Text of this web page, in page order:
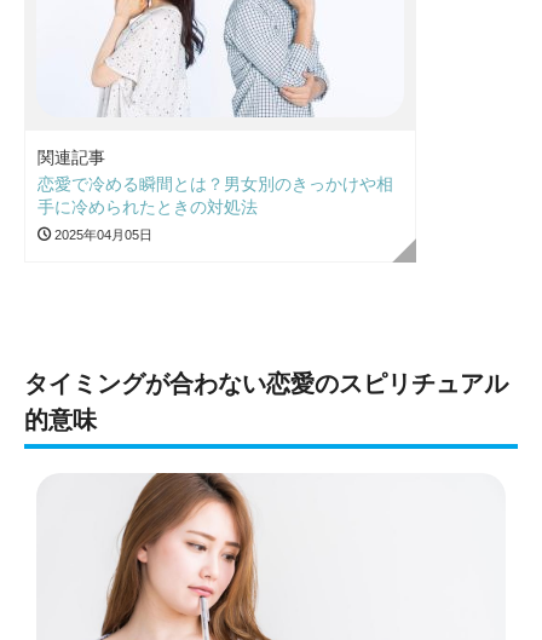
関連記事
恋愛で冷める瞬間とは？男女別のきっかけや相
手に冷められたときの対処法
2025年04月05日
タイミングが合わない恋愛のスピリチュアル
的意味